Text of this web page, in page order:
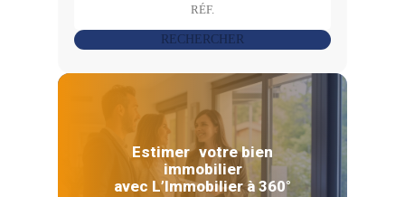
RECHERCHER
Estimer votre bien
immobilier
avec L’Immobilier à 360°